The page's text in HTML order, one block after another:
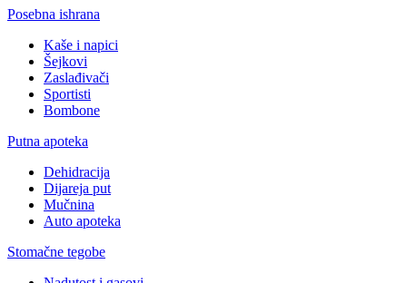
Posebna ishrana
Kaše i napici
Šejkovi
Zaslađivači
Sportisti
Bombone
Putna apoteka
Dehidracija
Dijareja put
Mučnina
Auto apoteka
Stomačne tegobe